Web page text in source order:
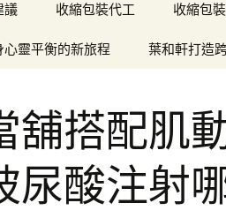
議 收縮包裝代工 收縮包
靈平衡的新旅程 葉和軒打造
舖搭配肌
尿酸注射